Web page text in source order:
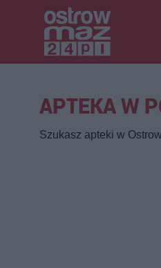
APTEKA W
Szukasz apteki w